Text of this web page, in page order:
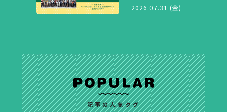
2026.07.31 (金)
記事の人気タグ